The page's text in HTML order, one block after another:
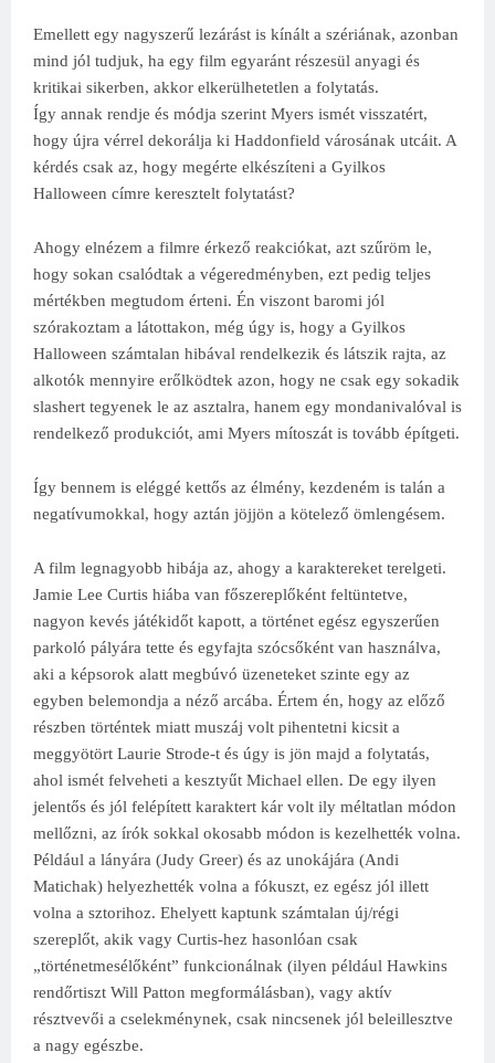
Emellett egy nagyszerű lezárást is kínált a szériának, azonban
mind jól tudjuk, ha egy film egyaránt részesül anyagi és
kritikai sikerben, akkor elkerülhetetlen a folytatás.
Így annak rendje és módja szerint Myers ismét visszatért,
hogy újra vérrel dekorálja ki Haddonfield városának utcáit. A
kérdés csak az, hogy megérte elkészíteni a Gyilkos
Halloween címre keresztelt folytatást?
Ahogy elnézem a filmre érkező reakciókat, azt szűröm le,
hogy sokan csalódtak a végeredményben, ezt pedig teljes
mértékben megtudom érteni. Én viszont baromi jól
szórakoztam a látottakon, még úgy is, hogy a Gyilkos
Halloween számtalan hibával rendelkezik és látszik rajta, az
alkotók mennyire erőlködtek azon, hogy ne csak egy sokadik
slashert tegyenek le az asztalra, hanem egy mondanivalóval is
rendelkező produkciót, ami Myers mítoszát is tovább építgeti.
Így bennem is eléggé kettős az élmény, kezdeném is talán a
negatívumokkal, hogy aztán jöjjön a kötelező ömlengésem.
A film legnagyobb hibája az, ahogy a karaktereket terelgeti.
Jamie Lee Curtis hiába van főszereplőként feltüntetve,
nagyon kevés játékidőt kapott, a történet egész egyszerűen
parkoló pályára tette és egyfajta szócsőként van használva,
aki a képsorok alatt megbúvó üzeneteket szinte egy az
egyben belemondja a néző arcába. Értem én, hogy az előző
részben történtek miatt muszáj volt pihentetni kicsit a
meggyötört Laurie Strode-t és úgy is jön majd a folytatás,
ahol ismét felveheti a kesztyűt Michael ellen. De egy ilyen
jelentős és jól felépített karaktert kár volt ily méltatlan módon
mellőzni, az írók sokkal okosabb módon is kezelhették volna.
Például a lányára (Judy Greer) és az unokájára (Andi
Matichak) helyezhették volna a fókuszt, ez egész jól illett
volna a sztorihoz. Ehelyett kaptunk számtalan új/régi
szereplőt, akik vagy Curtis-hez hasonlóan csak
„történetmesélőként” funkcionálnak (ilyen például Hawkins
rendőrtiszt Will Patton megformálásban), vagy aktív
résztvevői a cselekménynek, csak nincsenek jól beleillesztve
a nagy egészbe.